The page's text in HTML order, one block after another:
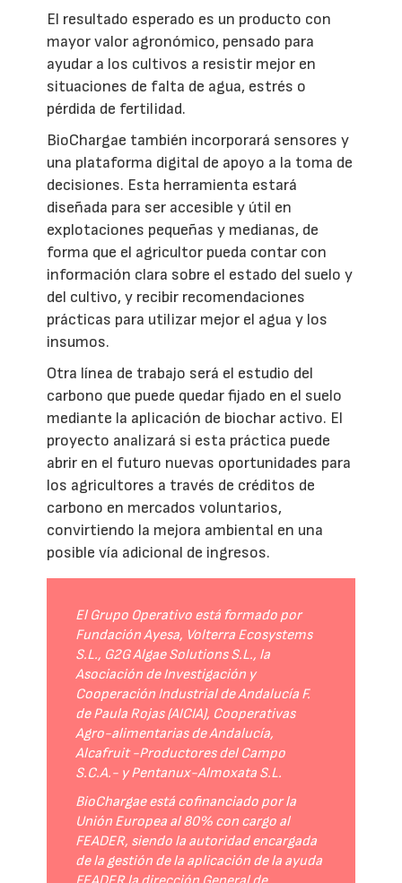
El resultado esperado es un producto con
mayor valor agronómico, pensado para
ayudar a los cultivos a resistir mejor en
situaciones de falta de agua, estrés o
pérdida de fertilidad.
BioChargae también incorporará sensores y
una plataforma digital de apoyo a la toma de
decisiones. Esta herramienta estará
diseñada para ser accesible y útil en
explotaciones pequeñas y medianas, de
forma que el agricultor pueda contar con
información clara sobre el estado del suelo y
del cultivo, y recibir recomendaciones
prácticas para utilizar mejor el agua y los
insumos.
Otra línea de trabajo será el estudio del
carbono que puede quedar fijado en el suelo
mediante la aplicación de biochar activo. El
proyecto analizará si esta práctica puede
abrir en el futuro nuevas oportunidades para
los agricultores a través de créditos de
carbono en mercados voluntarios,
convirtiendo la mejora ambiental en una
posible vía adicional de ingresos.
El Grupo Operativo está formado por
Fundación Ayesa, Volterra Ecosystems
S.L., G2G Algae Solutions S.L., la
Asociación de Investigación y
Cooperación Industrial de Andalucía F.
de Paula Rojas (AICIA), Cooperativas
Agro-alimentarias de Andalucía,
Alcafruit -Productores del Campo
S.C.A.- y Pentanux-Almoxata S.L.
BioChargae está cofinanciado por la
Unión Europea al 80% con cargo al
FEADER, siendo la autoridad encargada
de la gestión de la aplicación de la ayuda